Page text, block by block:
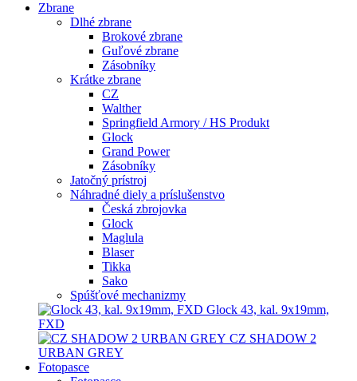
Zbrane
Dlhé zbrane
Brokové zbrane
Guľové zbrane
Zásobníky
Krátke zbrane
CZ
Walther
Springfield Armory / HS Produkt
Glock
Grand Power
Zásobníky
Jatočný prístroj
Náhradné diely a príslušenstvo
Česká zbrojovka
Glock
Maglula
Blaser
Tikka
Sako
Spúšťové mechanizmy
Glock 43, kal. 9x19mm,
FXD
CZ SHADOW 2
URBAN GREY
Fotopasce